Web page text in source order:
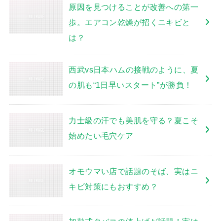
原因を見つけることが改善への第一
歩。エアコン乾燥が招くニキビと
は？
西武vs日本ハムの接戦のように、夏
の肌も“1日早いスタート”が勝負！
力士級の汗でも美肌を守る？夏こそ
始めたい毛穴ケア
オモウマい店で話題のそば、実はニ
キビ対策にもおすすめ？